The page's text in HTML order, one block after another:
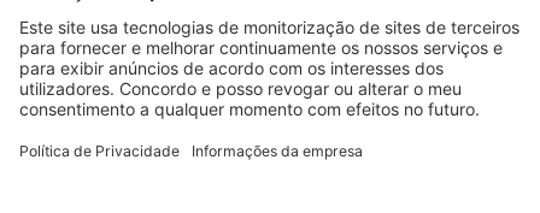
Utilização da loja
Informações